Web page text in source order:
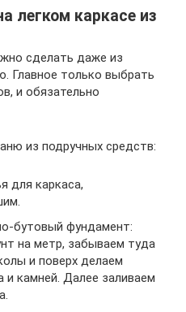
легком каркасе из
сделать даже из
Главное только выбрать
и обязательно
из подручных средств:
для каркаса,
бутовый фундамент:
на метр, забываем туда
и поверх делаем
и камней. Далее заливаем